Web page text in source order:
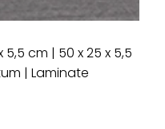
cm | 50 x 25 x 5,5
| Laminate